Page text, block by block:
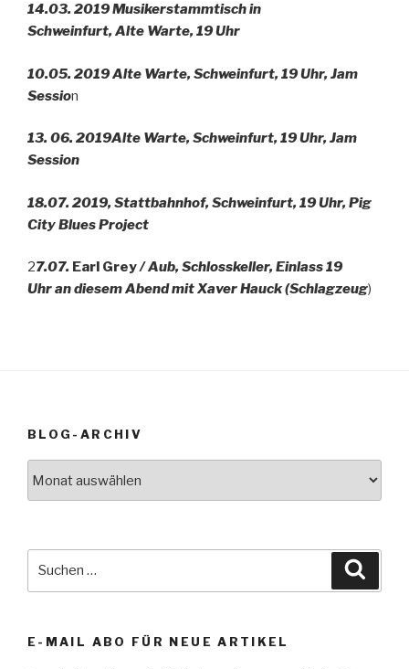
14.03. 2019Musikerstammtisch in
Schweinfurt, Alte Warte, 19 Uhr
10.05. 2019Alte Warte, Schweinfurt, 19 Uhr, Jam
Session
13. 06. 2019Alte Warte, Schweinfurt, 19 Uhr, Jam
Session
18.07. 2019, Stattbahnhof, Schweinfurt, 19 Uhr, Pig
City Blues Project
27.07. Earl Grey/ Aub, Schlosskeller, Einlass 19
Uhran diesem Abend mit Xaver Hauck (Schlagzeug)
BLOG-ARCHIV
E-MAIL ABO FÜR NEUE ARTIKEL